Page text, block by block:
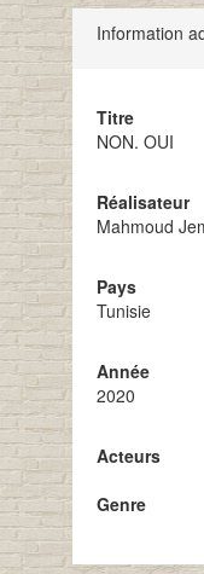
Information
Titre
NON. OUI
Réalisateur
Mahmoud
Pays
Tunisie
Année
2020
Acteurs
Genre